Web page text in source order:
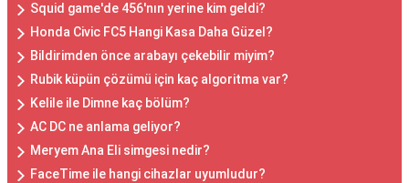
Squid game'de 456'nın yerine kim geldi?
Honda Civic FC5 Hangi Kasa Daha Güzel?
Bildirimden önce arabayı çekebilir miyim?
Rubik küpün çözümü için kaç algoritma var?
Kelile ile Dimne kaç bölüm?
AC DC ne anlama geliyor?
Meryem Ana Eli simgesi nedir?
FaceTime ile hangi cihazlar uyumludur?